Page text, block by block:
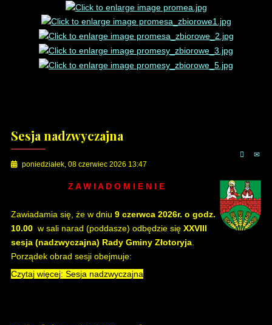
Sesja nadzwyczajna
poniedziałek, 08 czerwiec 2026 13:47
Z A W I A D O M I E N I E
Zawiadamia się, że w dniu 9 czerwca 2026r. o godz.
10.00 w sali narad (poddasze) odbędzie sięXXVIII
sesja (nadzwyczajna) Rady Gminy Złotoryja.
Porządek obrad sesji obejmuje:
Czytaj więcej: Sesja nadzwyczajna